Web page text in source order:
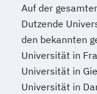
Auf der
Dutzende
den bekannten
Universität in
Universität in
Universität in